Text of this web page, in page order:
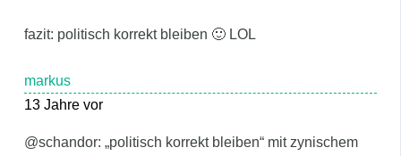
fazit: politisch korrekt bleiben 🙂 LOL
markus
13 Jahre vor
@schandor: „politisch korrekt bleiben“ mit zynischem